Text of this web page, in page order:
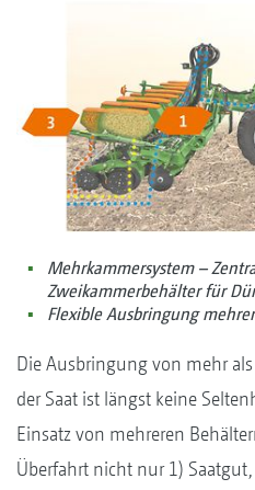
Mehrkammersystem –
Zweikammerbehälter für
Flexible Ausbringung
Die Ausbringung von mehr
der Saat ist längst keine
Einsatz von mehreren
Überfahrt nicht nur 1)